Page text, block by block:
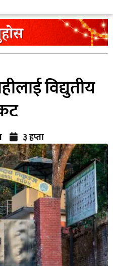
विद्युतीय
३ हप्ता